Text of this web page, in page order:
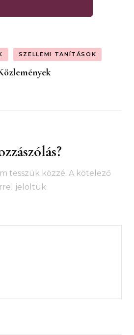
SZELLEMI TANÍTÁSOK
tesszük közzé. A kötelező
jelöltük